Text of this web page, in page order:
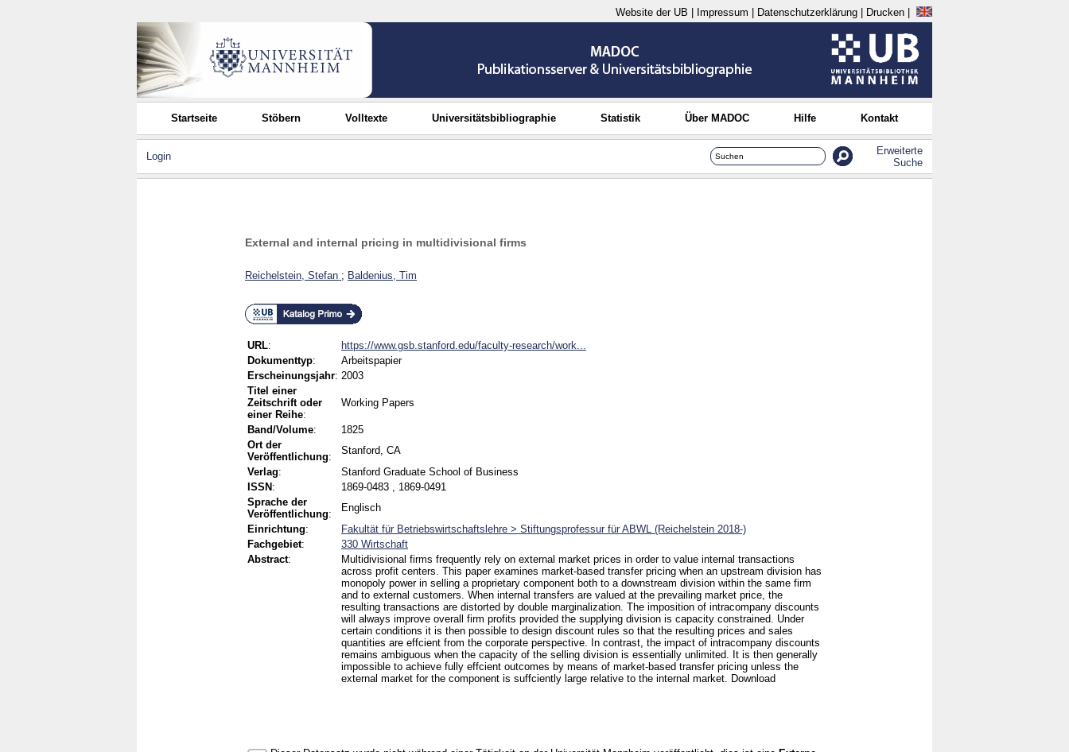
Website der UB Impressum Datenschutzerklärung Drucken
Startseite Stöbern Volltexte Universitätsbibliographie Statistik Über MADOC Hilfe Kontakt
Login
Erweiterte
Suche
External and internal pricing in multidivisional firms
Reichelstein, Stefan ; Baldenius, Tim
URL:
https://www.gsb.stanford.edu/faculty-research/work...
Dokumenttyp:
Arbeitspapier
Erscheinungsjahr: 2003
Titel einer
Zeitschrift oder
einer Reihe:
Working Papers
Band/Volume:
1825
Ort der
Veröffentlichung:
Stanford, CA
Verlag:
Stanford Graduate School of Business
ISSN :
1869-0483 , 1869-0491
Sprache der
Veröffentlichung:
Englisch
Einrichtung:
Fakultät für Betriebswirtschaftslehre > Stiftungsprofessur für ABWL (Reichelstein 2018-)
Fachgebiet:
330 Wirtschaft
Abstract:
Multidivisional firms frequently rely on external market prices in order to value internal transactions
across profit centers. This paper examines market-based transfer pricing when an upstream division has
monopoly power in selling a proprietary component both to a downstream division within the same firm
and to external customers. When internal transfers are valued at the prevailing market price, the
resulting transactions are distorted by double marginalization. The imposition of intracompany discounts
will always improve overall firm profits provided the supplying division is capacity constrained. Under
certain conditions it is then possible to design discount rules so that the resulting prices and sales
quantities are effcient from the corporate perspective. In contrast, the impact of intracompany discounts
remains ambiguous when the capacity of the selling division is essentially unlimited. It is then generally
impossible to achieve fully effcient outcomes by means of market-based transfer pricing unless the
external market for the component is suffciently large relative to the internal market. Download